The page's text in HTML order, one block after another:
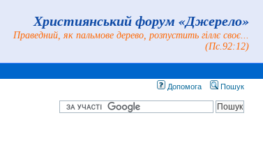
Християнський форум «Джерело»
Праведний, як пальмове дерево, розпустить гіллє своє...
(Пс.92:12)
Допомога Пошук